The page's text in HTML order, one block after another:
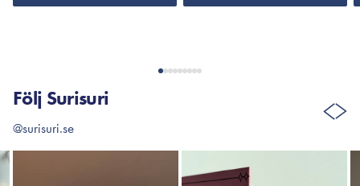
Följ Surisuri
@surisuri.se